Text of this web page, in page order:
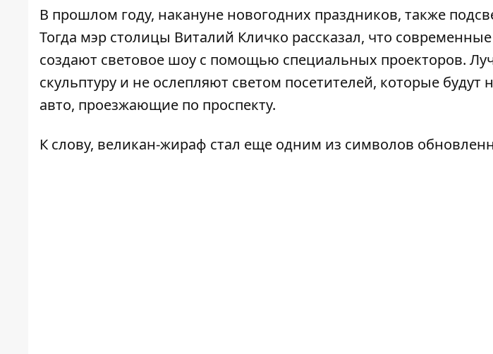
В прошлом году, накануне новогодних праздников, также
Тогда мэр столицы Виталий Кличко рассказал, что
создают световое шоу с помощью специальных проекторов.
скульптуру и не ослепляют светом посетителей, которые будут
авто, проезжающие по проспекту.
К слову, великан-жираф стал еще одним из символов